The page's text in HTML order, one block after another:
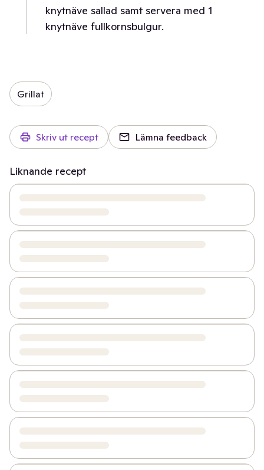
knytnäve sallad samt servera med 1
knytnäve fullkornsbulgur.
Grillat
Skriv ut recept Lämna feedback
Liknande recept